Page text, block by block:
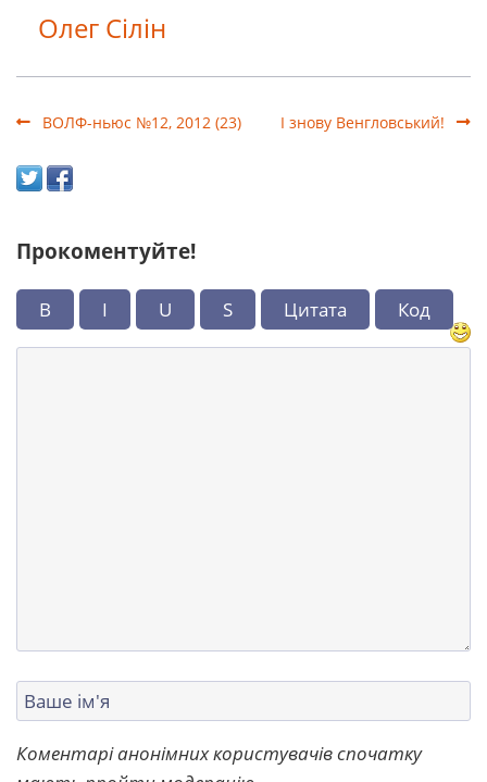
Олег Сілін
ВОЛФ-ньюс №12, 2012 (23) І знову Венгловський!
Прокоментуйте!
B I U S Цитата Код
Коментарі анонімних користувачів спочатку